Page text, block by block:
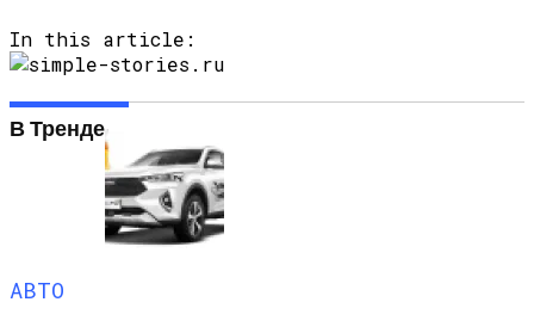
In this article:
В Тренде
АВТО